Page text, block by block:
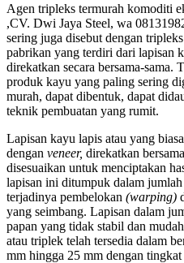
Agen tripleks termurah komoditi
,CV. Dwi Jaya Steel, wa
sering juga disebut dengan
pabrikan yang terdiri dari lapisan
direkatkan secara bersama-sama.
produk kayu yang paling sering
murah, dapat dibentuk, dapat
teknik pembuatan yang rumit.
Lapisan kayu lapis atau yang
dengan veneer, direkatkan
disesuaikan untuk menciptakan
lapisan ini ditumpuk dalam
terjadinya pembelokan (warping)
yang seimbang. Lapisan dalam
papan yang tidak stabil dan
atau triplek telah tersedia dalam
mm hingga 25 mm dengan